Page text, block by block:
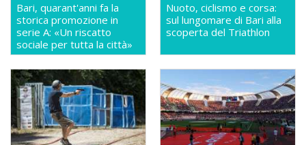
Bari, quarant'anni fa la
storica promozione in
serie A: «Un riscatto
sociale per tutta la città»
Nuoto, ciclismo e corsa:
sul lungomare di Bari alla
scoperta del Triathlon